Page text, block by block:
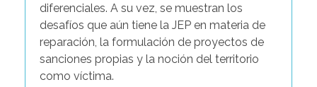
diferenciales. A su vez, se muestran los
desafíos que aún tiene la JEP en materia de
reparación, la formulación de proyectos de
sanciones propias y la noción del territorio
como víctima.